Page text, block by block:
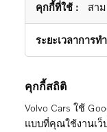
สาม
คุกกี้สถิติ
Volvo Cars ใช้
แบบที่คุณใช้งานเว็